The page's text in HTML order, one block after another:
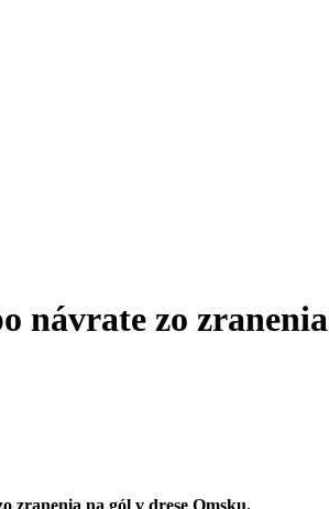
návrate zo zranenia
zranenia na gól v drese Omsku.